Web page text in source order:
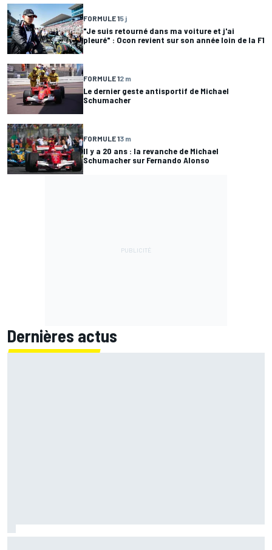
FORMULE 15 j
"Je suis retourné dans ma voiture et j'ai
pleuré" : Ocon revient sur son année loin de la F1
FORMULE 12 m
Le dernier geste antisportif de Michael
Schumacher
FORMULE 13 m
Il y a 20 ans : la revanche de Michael
Schumacher sur Fernando Alonso
Dernières actus